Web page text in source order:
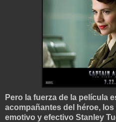
Pero la fuerza de la película
acompañantes del héroe,
emotivo y efectivo Stanley